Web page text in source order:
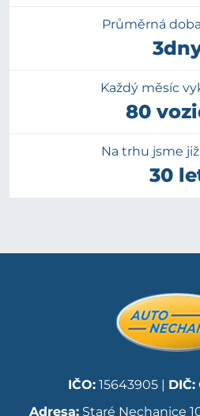
Průměrná
Každý měsíc
80
Na trhu jsme
30
IČO:15643905 | DIČ:
Adresa:Staré Nechanice